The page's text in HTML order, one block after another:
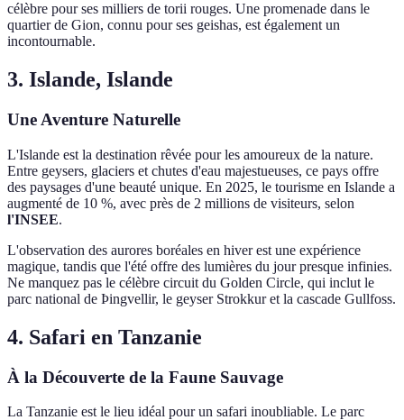
célèbre pour ses milliers de torii rouges. Une promenade dans le
quartier de Gion, connu pour ses geishas, est également un
incontournable.
3. Islande, Islande
Une Aventure Naturelle
L'Islande est la destination rêvée pour les amoureux de la nature.
Entre geysers, glaciers et chutes d'eau majestueuses, ce pays offre
des paysages d'une beauté unique. En 2025, le tourisme en Islande a
augmenté de 10 %, avec près de 2 millions de visiteurs, selon
l'INSEE.
L'observation des aurores boréales en hiver est une expérience
magique, tandis que l'été offre des lumières du jour presque infinies.
Ne manquez pas le célèbre circuit du Golden Circle, qui inclut le
parc national de Þingvellir, le geyser Strokkur et la cascade Gullfoss.
4. Safari en Tanzanie
À la Découverte de la Faune Sauvage
La Tanzanie est le lieu idéal pour un safari inoubliable. Le parc